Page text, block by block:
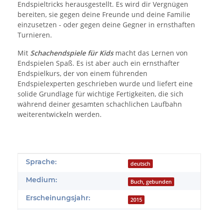
Endspieltricks herausgestellt. Es wird dir Vergnügen
bereiten, sie gegen deine Freunde und deine Familie
einzusetzen - oder gegen deine Gegner in ernsthaften
Turnieren.
Mit Schachendspiele für Kids macht das Lernen von
Endspielen Spaß. Es ist aber auch ein ernsthafter
Endspielkurs, der von einem führenden
Endspielexperten geschrieben wurde und liefert eine
solide Grundlage für wichtige Fertigkeiten, die sich
während deiner gesamten schachlichen Laufbahn
weiterentwickeln werden.
Produkteigenschaft
Wert
Sprache: deutsch
Medium: Buch, gebunden
Erscheinungsjahr: 2015